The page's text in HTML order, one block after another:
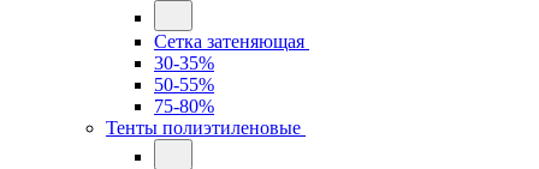
Сетка затеняющая
30-35%
50-55%
75-80%
Тенты полиэтиленовые